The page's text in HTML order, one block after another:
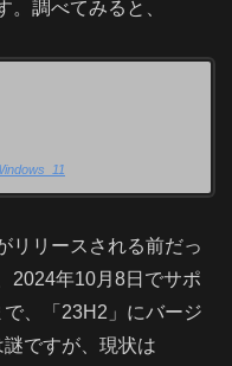
。調べてみると、
リリースされる前だっ
2024年10月8日でサポ
、「23H2」にバージ
ですが、現状は